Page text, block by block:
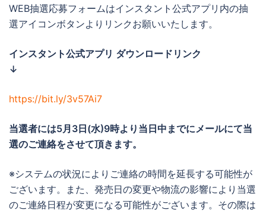
WEB抽選応募フォームはインスタント公式アプリ内の抽
選アイコンボタンよりリンクお願いいたします。
インスタント公式アプリ ダウンロードリンク
↓
https://bit.ly/3v57Ai7
当選者には5月3日(水)9時より当日中までに メールにて当
選のご連絡をさせて頂きます。
※システムの状況によりご連絡の時間を延長する可能性が
ございます。また、発売日の変更や物流の影響により当選
のご連絡日程が変更になる可能性がございます。その際は